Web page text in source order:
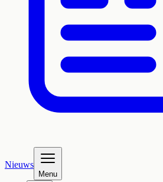
Nieuws
Menu